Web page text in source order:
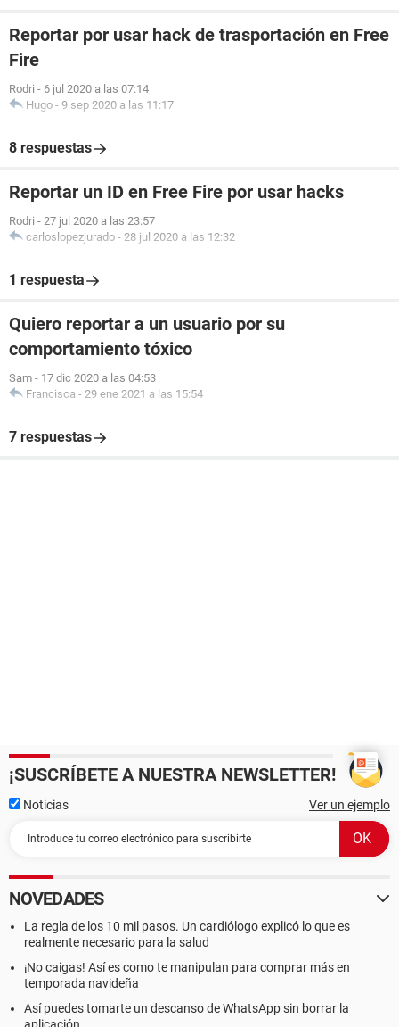
Reportar por usar hack de trasportación en Free
Fire
Rodri - 6 jul 2020 a las 07:14
Hugo - 9 sep 2020 a las 11:17
8 respuestas
Reportar un ID en Free Fire por usar hacks
Rodri - 27 jul 2020 a las 23:57
carloslopezjurado - 28 jul 2020 a las 12:32
1 respuesta
Quiero reportar a un usuario por su
comportamiento tóxico
Sam - 17 dic 2020 a las 04:53
Francisca - 29 ene 2021 a las 15:54
7 respuestas
¡SUSCRÍBETE A NUESTRA NEWSLETTER!
Noticias Ver un ejemplo
NOVEDADES
La regla de los 10 mil pasos. Un cardiólogo explicó lo que es
realmente necesario para la salud
¡No caigas! Así es como te manipulan para comprar más en
temporada navideña
Así puedes tomarte un descanso de WhatsApp sin borrar la